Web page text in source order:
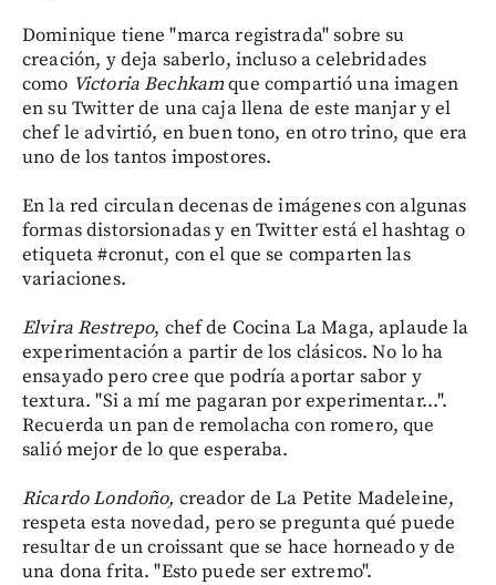
Dominique tiene "marca registrada" sobre su
creación, y deja saberlo, incluso a celebridades
como Victoria Bechkamque compartió una imagen
en su Twitter de una caja llena de este manjar y el
chef le advirtió, en buen tono, en otro trino, que era
uno de los tantos impostores.
En la red circulan decenas de imágenes con algunas
formas distorsionadas y en Twitter está el hashtag o
etiqueta #cronut, con el que se comparten las
variaciones.
Elvira Restrepo, chef de Cocina La Maga, aplaude la
experimentación a partir de los clásicos. No lo ha
ensayado pero cree que podría aportar sabor y
textura. "Si a mí me pagaran por experimentar...".
Recuerda un pan de remolacha con romero, que
salió mejor de lo que esperaba.
Ricardo Londoño, creador de La Petite Madeleine,
respeta esta novedad, pero se pregunta qué puede
resultar de un croissant que se hace horneado y de
una dona frita. "Esto puede ser extremo".